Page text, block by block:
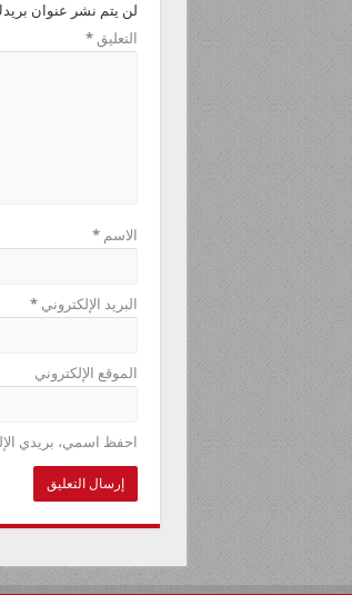
لن يتم نشر عنوان
التعليق*
الاسم*
البريد الإلكتروني*
الموقع الإلكتروني
احفظ اسمي، بريدي